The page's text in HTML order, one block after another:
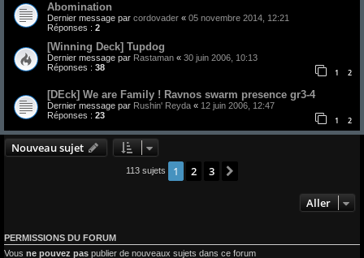
Abomination
Dernier message par cordovader « 05 novembre 2014, 12:21
Réponses : 2
[Winning Deck] Tupdog
Dernier message par Rastaman « 30 juin 2006, 10:13
Réponses : 38 1 2
[DEck] We are Family ! Ravnos swarm presence gr3-4
Dernier message par Rushin' Reyda « 12 juin 2006, 12:47
Réponses : 23 1 2
Nouveau sujet
113 sujets 1 2 3
Aller
PERMISSIONS DU FORUM
Vous ne pouvez pas publier de nouveaux sujets dans ce forum